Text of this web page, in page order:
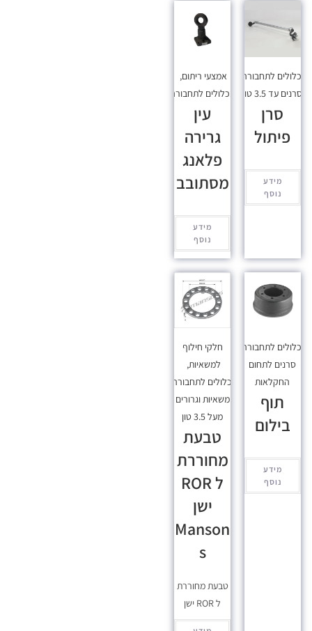
לתחבורה,
סרנים עד 3.5 טון
סרן
פיתול
מידע
נוסף
אמצעי ריתום,
מכלולים לתחבורה
עין
גרירה
פלאנג
מסתובב
מידע
נוסף
לתחבורה,
סרנים לתחום
החקלאות
תוף
בילום
מידע
נוסף
חלקי חילוף
למשאיות,
מכלולים לתחבורה,
משאיות וגרורים
מעל 3.5 טון
טבעת
מחוררת
ל ROR
ישן
Manson
s
טבעת מחוררת